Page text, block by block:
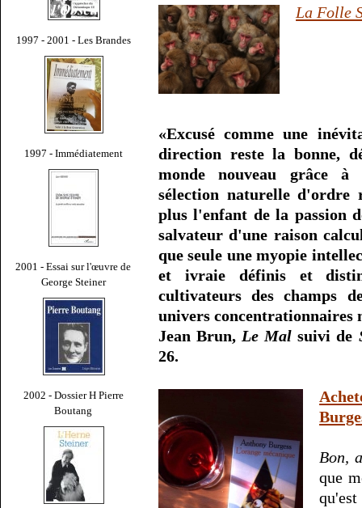
1997 - 2001 - Les Brandes
1997 - Immédiatement
2001 - Essai sur l'œuvre de
George Steiner
2002 - Dossier H Pierre
Boutang
La Folle
«Excusé comme une
direction reste la bonne,
monde nouveau grâce à
sélection naturelle d'ordre
plus l'enfant de la passion
salvateur d'une raison
que seule une myopie
et ivraie définis et
cultivateurs des champs
univers concentrationnaires
Jean Brun, Le Mal suivi de
26.
Bon,
que